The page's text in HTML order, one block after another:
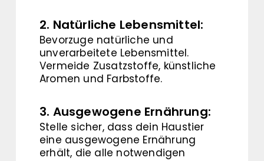
2. Natürliche Lebensmittel:
Bevorzuge natürliche und
unverarbeitete Lebensmittel.
Vermeide Zusatzstoffe, künstliche
Aromen und Farbstoffe.
3. Ausgewogene Ernährung:
Stelle sicher, dass dein Haustier
eine ausgewogene Ernährung
erhält, die alle notwendigen